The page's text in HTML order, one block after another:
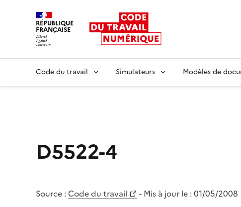
RÉPUBLIQUE
FRANÇAISE
Code du travail Simulateurs Modèles de
D5522-4
Source : Code du travail - Mis à jour le : 01/05/2008